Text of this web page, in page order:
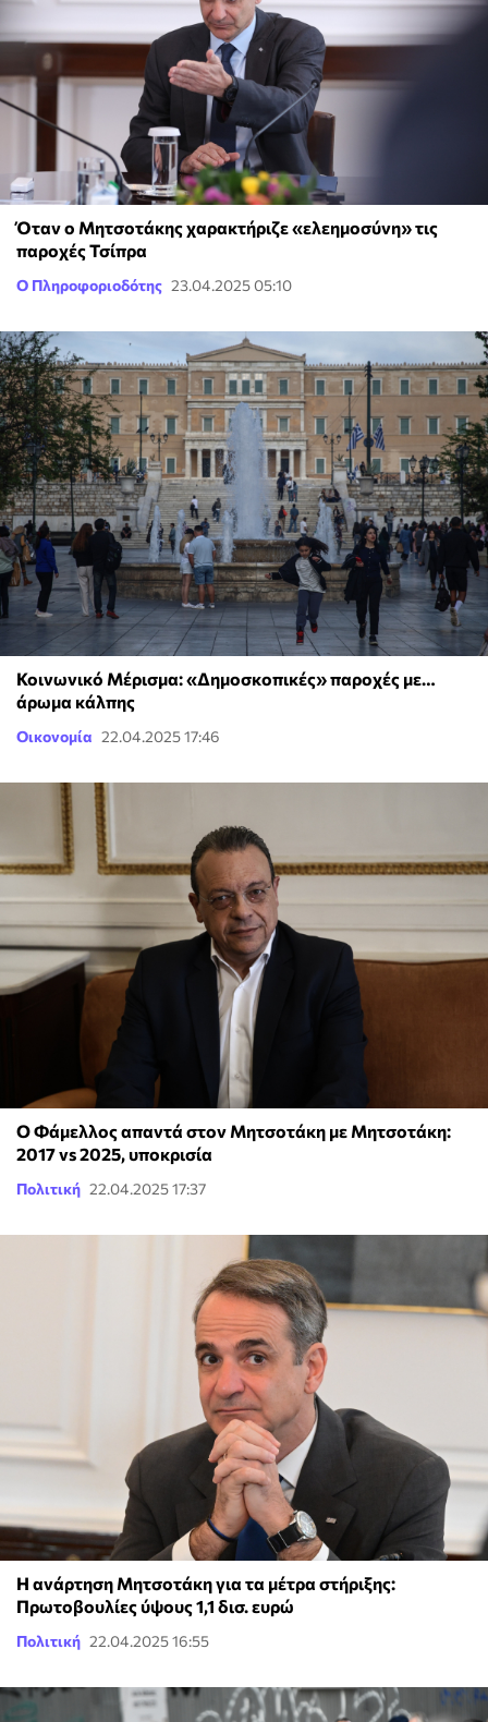
Όταν ο Μητσοτάκης χαρακτήριζε «ελεημοσύνη» τις
παροχές Τσίπρα
Ο Πληροφοριοδότης 23.04.2025 05:10
Κοινωνικό Μέρισμα: «Δημοσκοπικές» παροχές με…
άρωμα κάλπης
Οικονομία 22.04.2025 17:46
Ο Φάμελλος απαντά στον Μητσοτάκη με Μητσοτάκη:
2017 vs 2025, υποκρισία
Πολιτική 22.04.2025 17:37
Η ανάρτηση Μητσοτάκη για τα μέτρα στήριξης:
Πρωτοβουλίες ύψους 1,1 δισ. ευρώ
Πολιτική 22.04.2025 16:55